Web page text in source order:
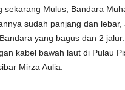
sekarang Mulus, Bandara
sudah panjang dan lebar,
yang bagus dan 2 jalur.
kabel bawah laut di Pulau
Mirza Aulia.